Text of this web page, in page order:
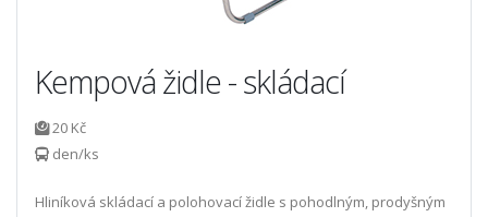
Kempová židle - skládací
20 Kč
den/ks
Hliníková skládací a polohovací židle s pohodlným, prodyšným